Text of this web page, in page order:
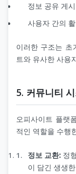
정보 공유 게
사용자 간의
이러한 구조는 초
트와 유사한 사용
5. 커뮤니티
오피사이트 플랫
적인 역할을 수행
정보 교환: 정
이 담긴 생생